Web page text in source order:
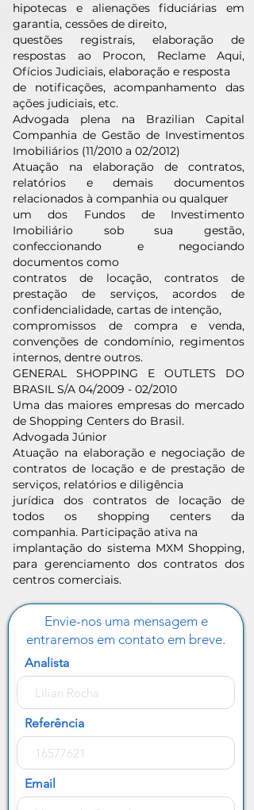
hipotecas e alienações fiduciárias em
garantia, cessões de direito,
questões registrais, elaboração de
respostas ao Procon, Reclame Aqui,
Ofícios Judiciais, elaboração e resposta
de notificações, acompanhamento das
ações judiciais, etc.
Advogada plena na Brazilian Capital
Companhia de Gestão de Investimentos
Imobiliários (11/2010 a 02/2012)
Atuação na elaboração de contratos,
relatórios e demais documentos
relacionados à companhia ou qualquer
um dos Fundos de Investimento
Imobiliário sob sua gestão,
confeccionando e negociando
documentos como
contratos de locação, contratos de
prestação de serviços, acordos de
confidencialidade, cartas de intenção,
compromissos de compra e venda,
convenções de condomínio, regimentos
internos, dentre outros.
GENERAL SHOPPING E OUTLETS DO
BRASIL S/A 04/2009 - 02/2010
Uma das maiores empresas do mercado
de Shopping Centers do Brasil.
Advogada Júnior
Atuação na elaboração e negociação de
contratos de locação e de prestação de
serviços, relatórios e diligência
jurídica dos contratos de locação de
todos os shopping centers da
companhia. Participação ativa na
implantação do sistema MXM Shopping,
para gerenciamento dos contratos dos
centros comerciais.
Envie-nos uma mensagem e
entraremos em contato em breve.
Analista
Referência
Email